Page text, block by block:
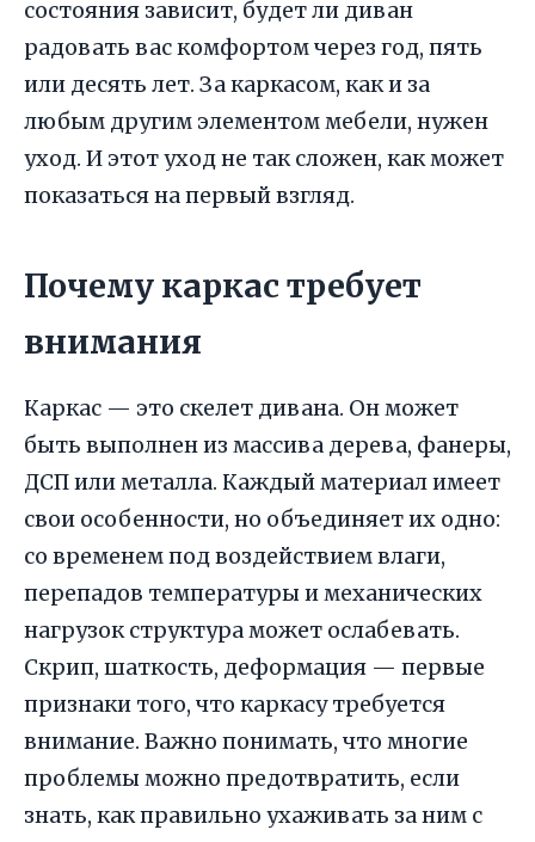
состояния зависит, будет ли диван
радовать вас комфортом через год, пять
или десять лет. За каркасом, как и за
любым другим элементом мебели, нужен
уход. И этот уход не так сложен, как может
показаться на первый взгляд.
Почему каркас требует
внимания
Каркас — это скелет дивана. Он может
быть выполнен из массива дерева, фанеры,
ДСП или металла. Каждый материал имеет
свои особенности, но объединяет их одно:
со временем под воздействием влаги,
перепадов температуры и механических
нагрузок структура может ослабевать.
Скрип, шаткость, деформация — первые
признаки того, что каркасу требуется
внимание. Важно понимать, что многие
проблемы можно предотвратить, если
знать, как правильно ухаживать за ним с